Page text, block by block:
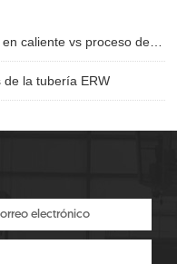
vs proceso de laminación en frío
de la tubería ERW